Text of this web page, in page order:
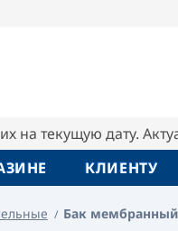
на текущую дату.
КЛИЕНТУ
Бак мембранный